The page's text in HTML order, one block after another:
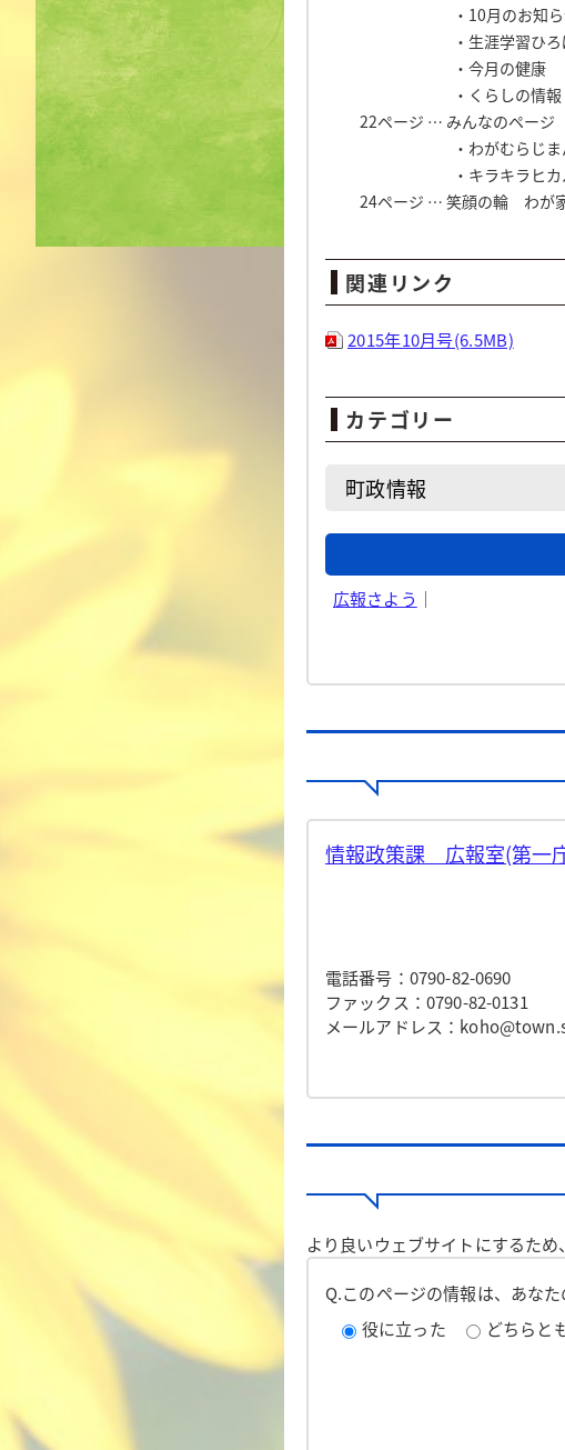
・10月のお知ら
・生涯学習ひろ
・今月の健康
・くらしの情報
22ページ … みんなのページ
・わがむらじま
・キラキラヒカ
24ページ … 笑顔の輪 わが家
関連リンク
2015年10月号(6.5MB)
カテゴリー
町政情報
広報さよう ｜
情報政策課 広報室(第一
電話番号：0790-82-0690
ファックス：0790-82-0131
メールアドレス：
より良いウェブサイトにするため
Q.このページの情報は、あな
役に立った
どちらと